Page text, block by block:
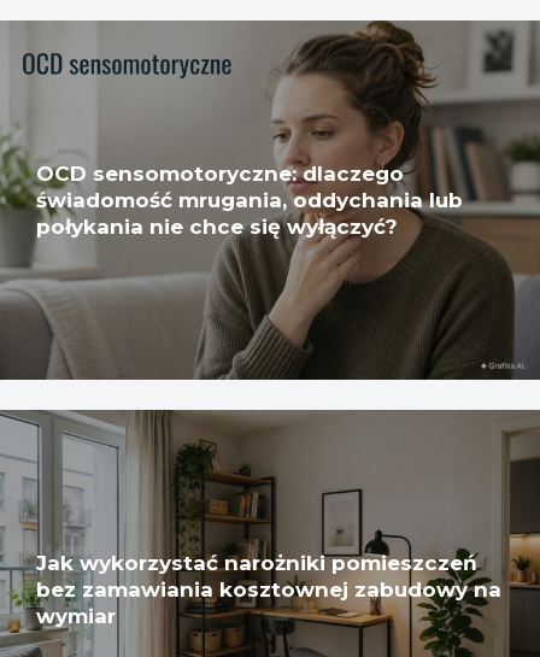
OCD sensomotoryczne: dlaczego
świadomość mrugania, oddychania lub
połykania nie chce się wyłączyć?
Jak wykorzystać narożniki pomieszczeń
bez zamawiania kosztownej zabudowy na
wymiar